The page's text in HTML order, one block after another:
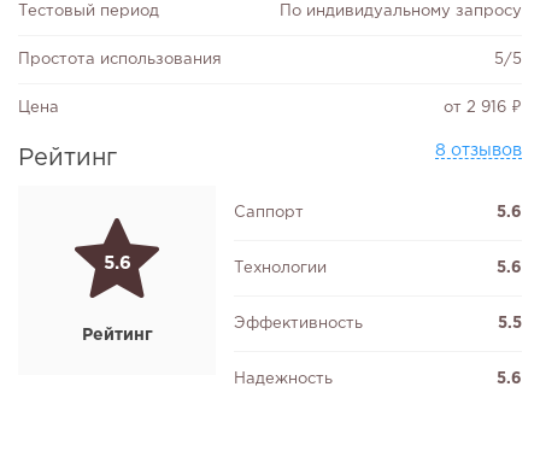
Тестовый период По индивидуальному запросу
Простота использования 5/5
Цена от 2 916 ₽
Рейтинг 8 отзывов
5.6
Рейтинг
Саппорт 5.6
Технологии 5.6
Эффективность 5.5
Надежность 5.6